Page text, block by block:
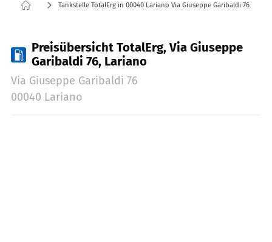
Tankstelle TotalErg in 00040 Lariano Via Giuseppe Garibaldi 76
Preisübersicht TotalErg, Via Giuseppe
Garibaldi 76, Lariano
Via Giuseppe Garibaldi 76
00040 Lariano